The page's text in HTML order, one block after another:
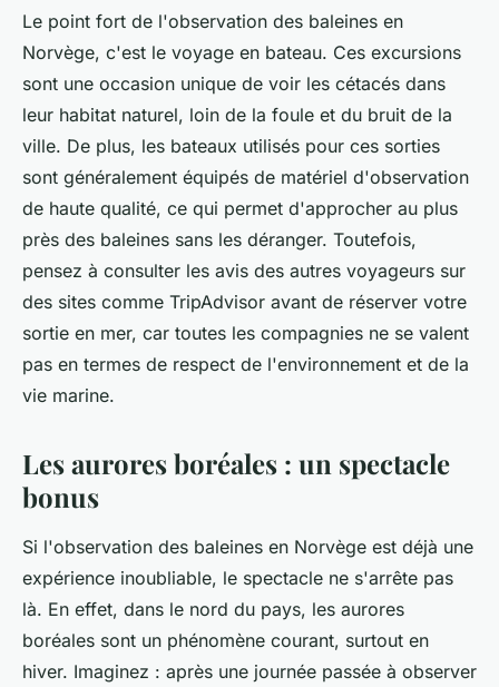
Le point fort de l'observation des baleines en
Norvège, c'est le voyage en bateau. Ces excursions
sont une occasion unique de voir les cétacés dans
leur habitat naturel, loin de la foule et du bruit de la
ville. De plus, les bateaux utilisés pour ces sorties
sont généralement équipés de matériel d'observation
de haute qualité, ce qui permet d'approcher au plus
près des baleines sans les déranger. Toutefois,
pensez à consulter les avis des autres voyageurs sur
des sites comme TripAdvisor avant de réserver votre
sortie en mer, car toutes les compagnies ne se valent
pas en termes de respect de l'environnement et de la
vie marine.
Les aurores boréales : un spectacle
bonus
Si l'observation des baleines en Norvège est déjà une
expérience inoubliable, le spectacle ne s'arrête pas
là. En effet, dans le nord du pays, les aurores
boréales sont un phénomène courant, surtout en
hiver. Imaginez : après une journée passée à observer